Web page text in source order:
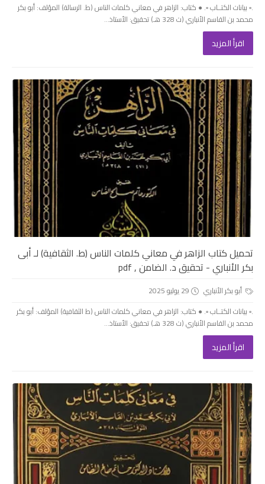
.▫️ بيانات الكتــاب ▫️. ● كتاب: الزاهر في معاني كلمات الناس (ط. الرسالة) المؤلف: أبو بكر
محمد بن القاسم الأنباري (ت 328 هـ) تحقيق: الأستاذ...
اقرأ المزيد
تحميل كتاب الزاهر في معاني كلمات الناس (ط. الثقافية) لـ أبى
بكر الأنباري - تحقيق د. الضامن , pdf
أبو بكر الأنباري
29 يوليو 2025
.▫️ بيانات الكتــاب ▫️. ● كتاب: الزاهر في معاني كلمات الناس (ط الثقافية) المؤلف: أبو بكر
محمد بن القاسم الأنباري (ت 328 هـ) تحقيق: الأستاذ...
اقرأ المزيد